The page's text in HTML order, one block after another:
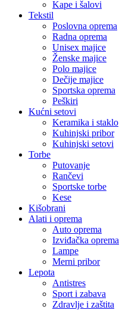
Kape i šalovi
Tekstil
Poslovna oprema
Radna oprema
Unisex majice
Ženske majice
Polo majice
Dečije majice
Sportska oprema
Peškiri
Kućni setovi
Keramika i staklo
Kuhinjski pribor
Kuhinjski setovi
Torbe
Putovanje
Rančevi
Sportske torbe
Kese
Kišobrani
Alati i oprema
Auto oprema
Izviđačka oprema
Lampe
Merni pribor
Lepota
Antistres
Sport i zabava
Zdravlje i zaštita